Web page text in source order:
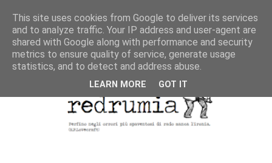
This site uses cookies from Google to deliver its services
and to analyze traffic. Your IP address and user-agent are
shared with Google along with performance and security
metrics to ensure quality of service, generate usage
statistics, and to detect and address abuse.
LEARN MORE GOT IT